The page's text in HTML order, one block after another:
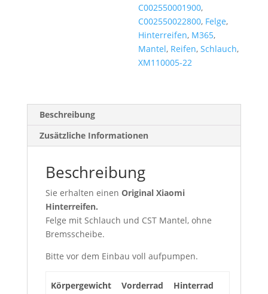
C002550001900,
C002550022800, Felge,
Hinterreifen, M365,
Mantel, Reifen,Schlauch,
XM110005-22
Beschreibung
Zusätzliche Informationen
Beschreibung
Sie erhalten einen Original Xiaomi
Hinterreifen.
Felge mit Schlauch und CST Mantel, ohne
Bremsscheibe.
Bitte vor dem Einbau voll aufpumpen.
Körpergewicht Vorderrad Hinterrad